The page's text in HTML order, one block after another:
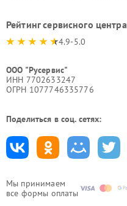
Мы принимаем
все формы оплаты
Рейтинг сервисного центра
4.9-5.0
ООО "Русервис"
ИНН 7702633247
ОГРН 1077746335776
Поделиться в соц. сетях: